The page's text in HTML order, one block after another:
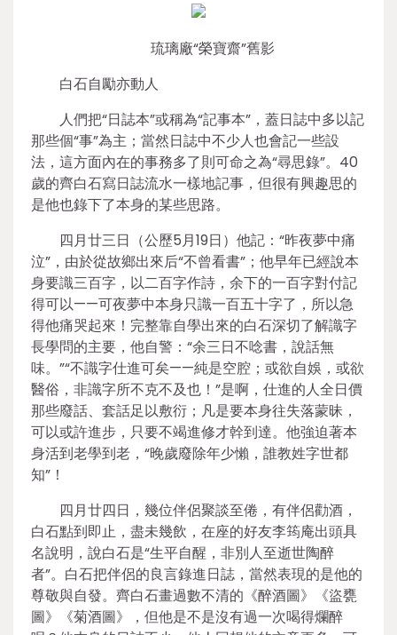
琉璃廠“榮寶齋”舊影
白石自勵亦動人
人們把“日誌本”或稱為“記事本”，蓋日誌中多以記
那些個“事”為主；當然日誌中不少人也會記一些設
法，這方面內在的事務多了則可命之為“尋思錄”。40
歲的齊白石寫日誌流水一樣地記事，但很有興趣思的
是他也錄下了本身的某些思路。
四月廿三日（公歷5月19日）他記：“昨夜夢中痛
泣”，由於從故鄉出來后“不曾看書”；他早年已經說本
身要識三百字，以二百字作詩，余下的一百字對付記
得可以——可夜夢中本身只識一百五十字了，所以急
得他痛哭起來！完整靠自學出來的白石深切了解識字
長學問的主要，他自警：“余三日不唸書，說話無
味。”“不識字仕進可矣——純是空腔；或欲自娛，或欲
醫俗，非識字所不克不及也！”是啊，仕進的人全日價
那些廢話、套話足以敷衍；凡是要本身往失落蒙昧，
可以或許進步，只要不竭進修才幹到達。他強迫著本
身活到老學到老，“晚歲廢除年少懶，誰教姓字世都
知”！
四月廿四日，幾位伴侶聚談至倦，有伴侶勸酒，
白石點到即止，盡未幾飲，在座的好友李筠庵出頭具
名說明，說白石是“生平自醒，非別人至逝世陶醉
者”。白石把伴侶的良言錄進日誌，當然表現的是他的
尊敬與自發。齊白石畫過數不清的《醉酒圖》《盜甕
圖》《菊酒圖》，但他是不是沒有過一次喝得爛醉